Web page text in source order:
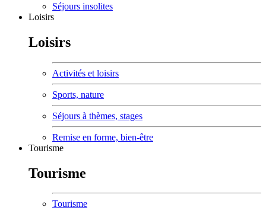
Séjours insolites
Loisirs
Loisirs
Activités et loisirs
Sports, nature
Séjours à thèmes, stages
Remise en forme, bien-être
Tourisme
Tourisme
Tourisme